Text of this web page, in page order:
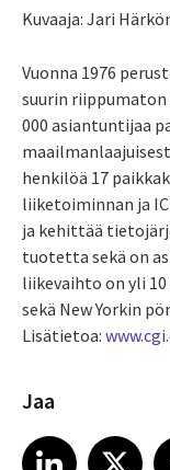
Kuvaaja: Jari
Vuonna 1976
suurin riippumaton
000 asiantuntijaa
henkilöä 17
liiketoiminnan ja
ja kehittää
tuotetta sekä on
liikevaihto on yli
sekä New Yorkin
Lisätietoa:
Jaa
Share article on LinkedIn
LinkedIn
Share article on X